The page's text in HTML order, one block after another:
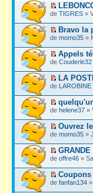
de TIGRES »
Bravo la
de momo35 »
Appels
de Couderle32
LA
de LAROBINE
de helene37 »
Ouvrez
de momo35 »
de offre46 »
de fanfan134